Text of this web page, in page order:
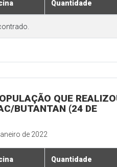
Quantidade
QUE
BUTANTAN (24 DE
de 2022
Quantidade